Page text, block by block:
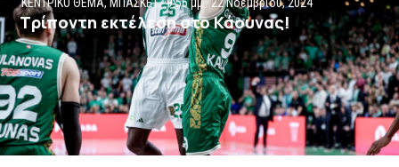
Τρίποντη εκτέλεση στο Κάουνας!